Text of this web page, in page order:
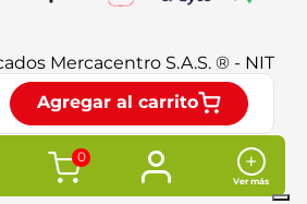
0
Agregar al carrito
Mercacentro S.A.S. ® - NIT
los derechos reservados.